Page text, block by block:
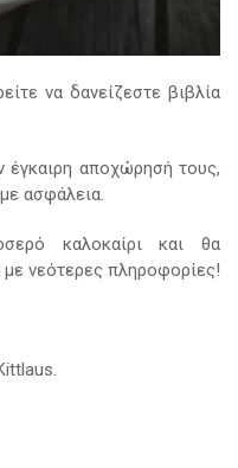
να δανείζεστε βιβλία
έγκαιρη αποχώρησή τους,
ασφάλεια.
καλοκαίρι και θα
με νεότερες πληροφορίες!